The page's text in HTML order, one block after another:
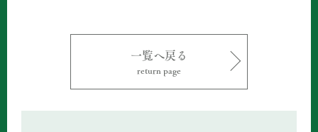
一覧へ戻る
return page